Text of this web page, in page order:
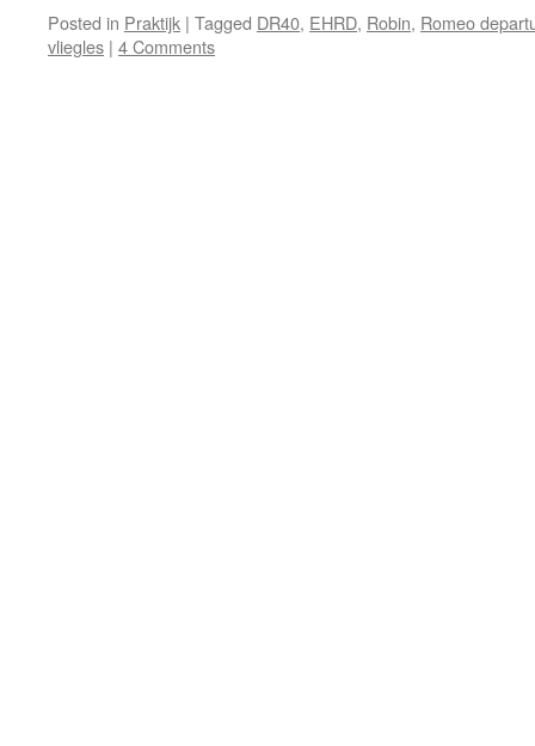
Posted in Praktijk | Tagged DR40, EHRD, Robin, Romeo
vliegles | 4 Comments